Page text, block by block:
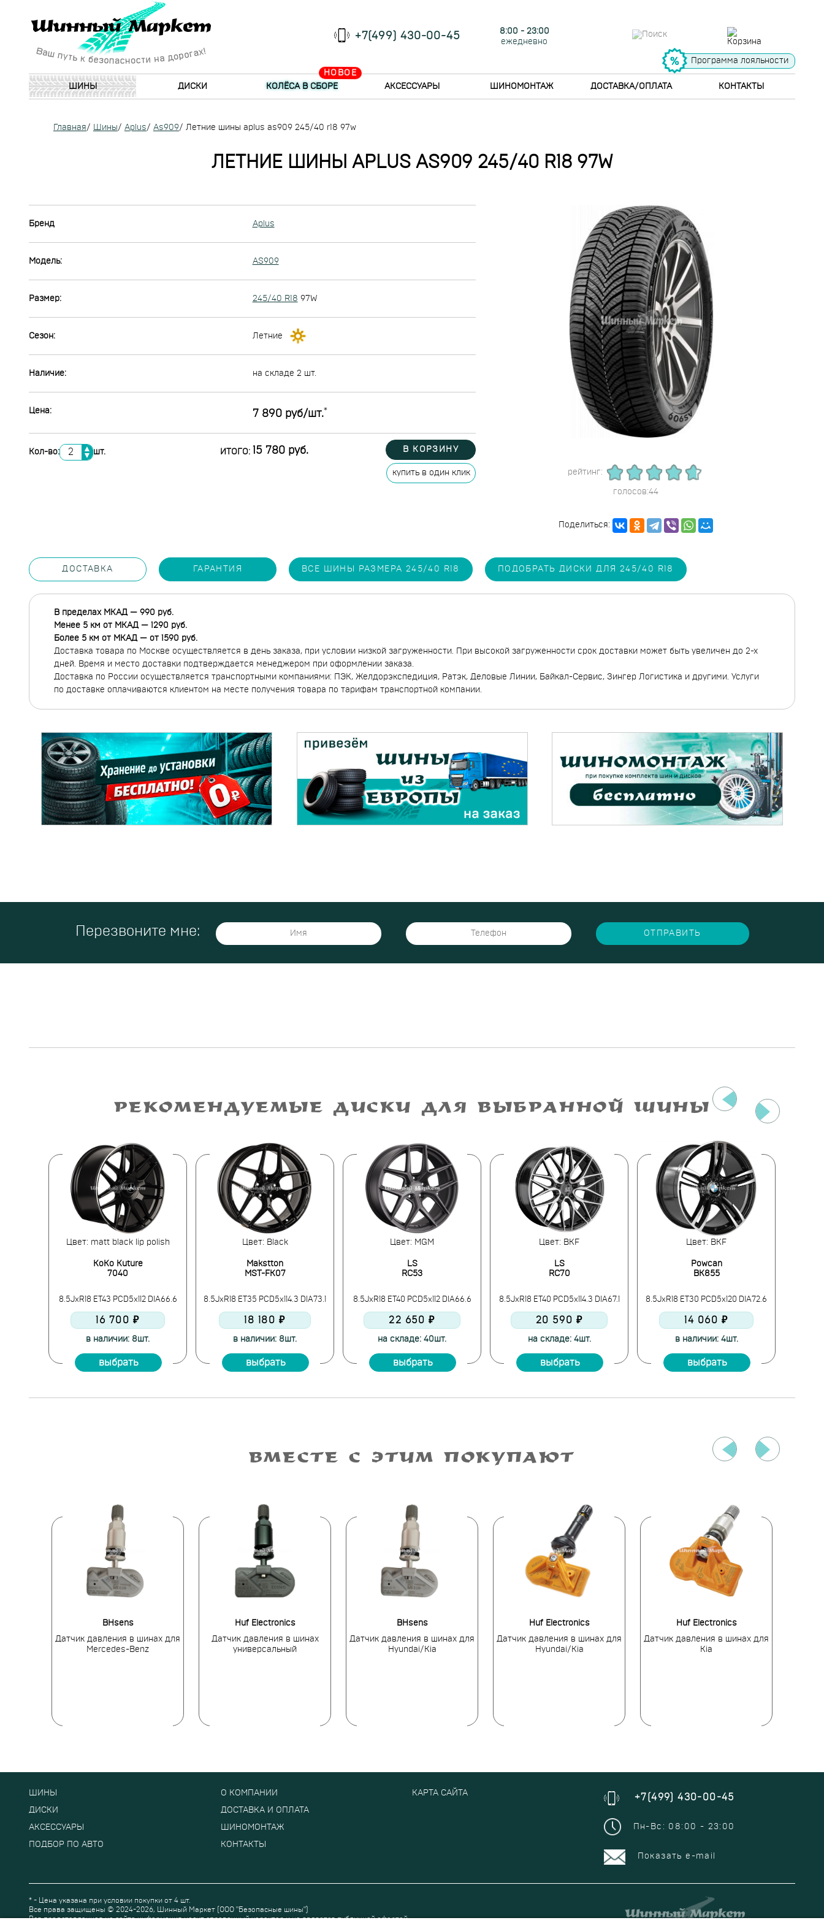
+7(499) 430-00-45
8:00 - 23:00
ежедневно
Программа лояльности
ШИНЫ ДИСКИ
НОВОЕ
КОЛЁСА В СБОРЕ АКСЕССУАРЫ ШИНОМОНТАЖ ДОСТАВКА/ОПЛАТА КОНТАКТЫ
Главная/ Шины/ Aplus/ As909/ Летние шины aplus as909 245/40 r18 97w
ЛЕТНИЕ ШИНЫ APLUS AS909 245/40 R18 97W
рейтинг:
голосов:44
Поделиться:
Бренд Aplus
Модель: AS909
Размер: 245/40 R18 97W
Сезон: Летние
Наличие: на складе 2 шт.
Цена: 7 890 руб/шт.*
Кол-во: ▲
▼ шт. ИТОГО: 15 780 руб. В КОРЗИНУ
купить в один клик
ДОСТАВКА ГАРАНТИЯ ВСЕ ШИНЫ РАЗМЕРА 245/40 R18 ПОДОБРАТЬ ДИСКИ ДЛЯ 245/40 R18
В пределах МКАД — 990 руб.
Менее 5 км от МКАД — 1290 руб.
Более 5 км от МКАД — от 1590 руб.
Доставка товара по Москве осуществляется в день заказа, при условии низкой загруженности. При высокой загруженности срок доставки может быть увеличен до 2-х
дней. Время и место доставки подтверждается менеджером при оформлении заказа.
Доставка по России осуществляется транспортными компаниями: ПЭК, Желдорэкспедиция, Ратэк, Деловые Линии, Байкал-Сервис, Зингер Логистика и другими. Услуги
по доставке оплачиваются клиентом на месте получения товара по тарифам транспортной компании.
Перезвоните мне: ОТПРАВИТЬ
РЕКОМЕНДУЕМЫЕ ДИСКИ ДЛЯ ВЫБРАННОЙ ШИНЫ
Цвет: matt black lip polish
KoKo Kuture
7040
8.5JxR18 ET43 PCD5x112 DIA66.6
16 700 ₽
в наличии: 8шт.
выбрать
Цвет: Black
Makstton
MST-FK07
8.5JxR18 ET35 PCD5x114.3 DIA73.1
18 180 ₽
в наличии: 8шт.
выбрать
Цвет: MGM
LS
RC53
8.5JxR18 ET40 PCD5x112 DIA66.6
22 650 ₽
на складе: 40шт.
выбрать
Цвет: BKF
LS
RC70
8.5JxR18 ET40 PCD5x114.3 DIA67.1
20 590 ₽
на складе: 4шт.
выбрать
Цвет: BKF
Powcan
BK855
8.5JxR18 ET30 PCD5x120 DIA72.6
14 060 ₽
в наличии: 4шт.
выбрать
ВМЕСТЕ С ЭТИМ ПОКУПАЮТ
BHsens
Датчик давления в шинах для
Mercedes-Benz
Huf Electronics
Датчик давления в шинах
универсальный
BHsens
Датчик давления в шинах для
Hyundai/Kia
Huf Electronics
Датчик давления в шинах для
Hyundai/Kia
Huf Electronics
Датчик давления в шинах для
Kia
ШИНЫ
ДИСКИ
АКСЕССУАРЫ
ПОДБОР ПО АВТО
О КОМПАНИИ
ДОСТАВКА И ОПЛАТА
ШИНОМОНТАЖ
КОНТАКТЫ
КАРТА САЙТА +7(499) 430-00-45
Пн-Вс: 08:00 - 23:00
Показать e-mail
* - Цена указана при условии покупки от 4 шт.
Все права защищены © 2024-2026,
Шинный Маркет (ООО "Безопасные шины")
Вся представленная на сайте информация носит справочный характер и не является публичной офертой.